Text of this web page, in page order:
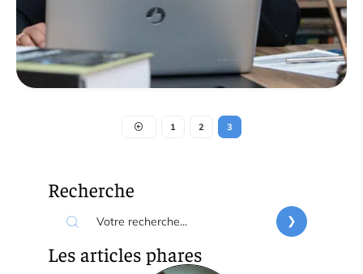
1 2 3
Recherche
Les articles phares